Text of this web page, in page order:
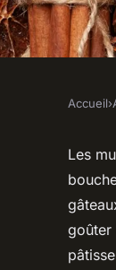
la
Accueil›
Les
goûter